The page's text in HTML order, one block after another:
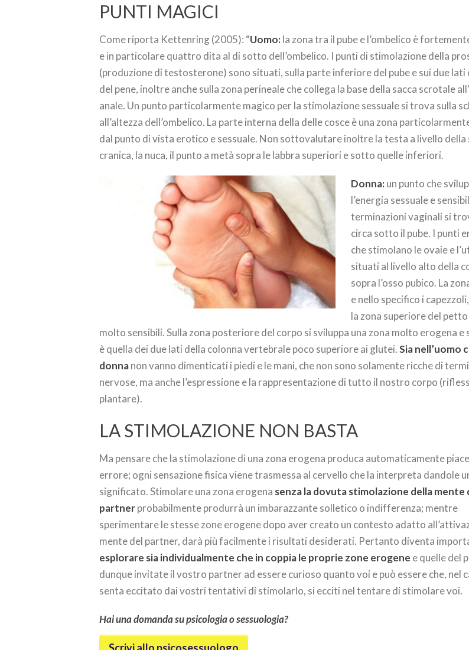
PUNTI MAGICI
Come riporta Kettenring (2005): “Uomo:la zona tra il pube e l’ombelico è
e in particolare quattro dita al di sotto dell’ombelico. I punti di stimolazione della
(produzione di testosterone) sono situati, sulla parte inferiore del pube e sui due lati
del pene, inoltre anche sulla zona perineale che collega la base della sacca scrotale
anale. Un punto particolarmente magico per la stimolazione sessuale si trova sulla
all’altezza dell’ombelico. La parte interna della delle cosce è una zona
dal punto di vista erotico e sessuale. Non sottovalutare inoltre la testa a livello della
cranica, la nuca, il punto a metà sopra le labbra superiori e sotto quelle inferiori.
Donna:un punto che
l’energia sessuale e
terminazioni vaginali si
circa sotto il pube. I punti
che stimolano le ovaie e
situati al livello alto della
sopra l’osso pubico. La
e nello specifico i
la zona superiore del
molto sensibili. Sulla zona posteriore del corpo si sviluppa una zona molto erogena e
è quella dei due lati della colonna vertebrale poco superiore ai glutei.Sia nell’uomo
donnanon vanno dimenticati i piedi e le mani, che non sono solamente ricche di
nervose, ma anche l’espressione e la rappresentazione di tutto il nostro corpo
plantare).
LA STIMOLAZIONE NON BASTA
Ma pensare che la stimolazione di una zona erogena produca automaticamente
errore; ogni sensazione fisica viene trasmessa al cervello che la interpreta dandole
significato. Stimolare una zona erogena senza la dovuta stimolazione della mente
partnerprobabilmente produrrà un imbarazzante solletico o indifferenza; mentre
sperimentare le stesse zone erogene dopo aver creato un contesto adatto
mente del partner, darà più facilmente i risultati desiderati. Pertanto diventa
esplorare sia individualmente che in coppia le proprie zone erogene e quelle del
dunque invitate il vostro partner ad essere curioso quanto voi e può essere che, nel
senta eccitato dai vostri tentativi di stimolarlo, si ecciti nel tentare di stimolare voi.
Hai una domanda su psicologia o sessuologia?